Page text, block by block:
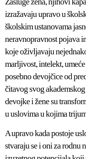
izražavaju upravo u
školskim ustanovama
neravnopravnost pojava
koje oživljavaju
marljivost, intelekt,
posebno devojčice od
čitavog svog
devojke i žene su
u uslovima u kojima
A upravo kada postoje
stvaraju se i oni za rodnu